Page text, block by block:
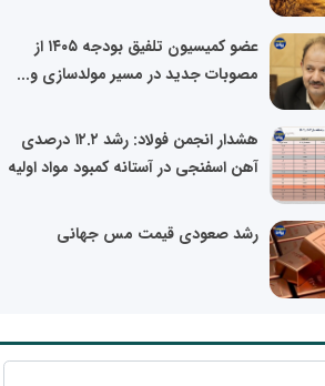
عضو کمیسیون تلفیق بودجه ۱۴۰۵ از
مصوبات جدید در مسیر مولدسازی و...
هشدار انجمن فولاد: رشد ۱۲.۲ درصدی
آهن اسفنجی در آستانه کمبود مواد اولیه
رشد صعودی قیمت مس جهانی